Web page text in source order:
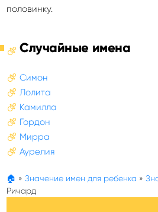
половинку.
Случайные имена
Симон
Лолита
Камилла
Гордон
Мирра
Аурелия
🏠 » Значение имен для ребенка »
Ричард